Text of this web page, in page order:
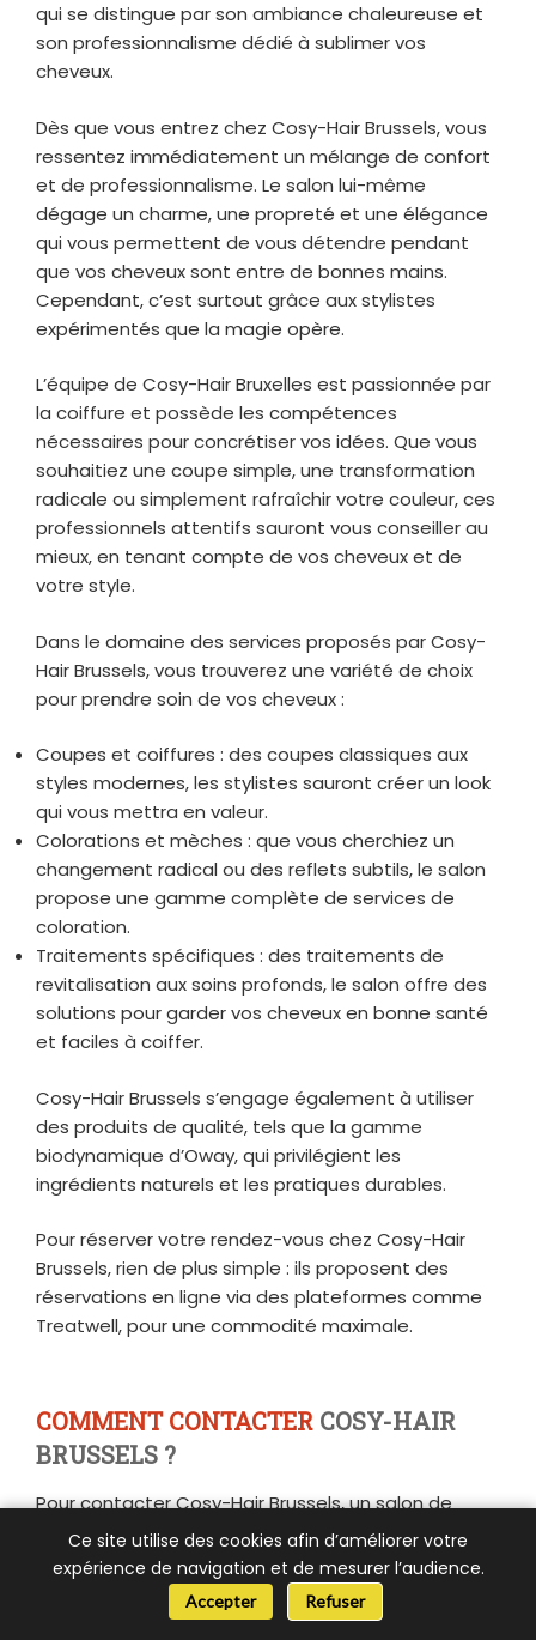
qui se distingue par son ambiance chaleureuse et
son professionnalisme dédié à sublimer vos
cheveux.
Dès que vous entrez chez Cosy-Hair Brussels, vous
ressentez immédiatement un mélange de confort
et de professionnalisme. Le salon lui-même
dégage un charme, une propreté et une élégance
qui vous permettent de vous détendre pendant
que vos cheveux sont entre de bonnes mains.
Cependant, c’est surtout grâce aux stylistes
expérimentés que la magie opère.
L’équipe de Cosy-Hair Bruxelles est passionnée par
la coiffure et possède les compétences
nécessaires pour concrétiser vos idées. Que vous
souhaitiez une coupe simple, une transformation
radicale ou simplement rafraîchir votre couleur, ces
professionnels attentifs sauront vous conseiller au
mieux, en tenant compte de vos cheveux et de
votre style.
Dans le domaine des services proposés par Cosy-
Hair Brussels, vous trouverez une variété de choix
pour prendre soin de vos cheveux :
Coupes et coiffures : des coupes classiques aux
styles modernes, les stylistes sauront créer un look
qui vous mettra en valeur.
Colorations et mèches : que vous cherchiez un
changement radical ou des reflets subtils, le salon
propose une gamme complète de services de
coloration.
Traitements spécifiques : des traitements de
revitalisation aux soins profonds, le salon offre des
solutions pour garder vos cheveux en bonne santé
et faciles à coiffer.
Cosy-Hair Brussels s’engage également à utiliser
des produits de qualité, tels que la gamme
biodynamique d’Oway, qui privilégient les
ingrédients naturels et les pratiques durables.
Pour réserver votre rendez-vous chez Cosy-Hair
Brussels, rien de plus simple : ils proposent des
réservations en ligne via des plateformes comme
Treatwell, pour une commodité maximale.
COMMENT CONTACTER COSY-HAIR
BRUSSELS ?
Pour contacter Cosy-Hair Brussels, un salon de
coiffure qui accorde une grande importance à une
expérience client optimale et à la proximité avec
sa clientèle, suivez ces étapes simples :
Ce site utilise des cookies afin d’améliorer votre
expérience de navigation et de mesurer l’audience.
Accepter Refuser📞 Besoin d’aide ?